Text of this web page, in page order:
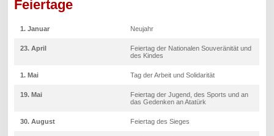
Feiertage
1. Januar Neujahr
23. April
Feiertag der Nationalen Souveränität und
des Kindes
1. Mai Tag der Arbeit und Solidarität
19. Mai
Feiertag der Jugend, des Sports und an
das Gedenken an Atatürk
30. August Feiertag des Sieges